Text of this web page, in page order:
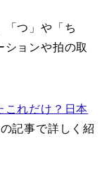
「つ」や「ち
ションや拍の取
これだけ？日本
の記事で詳しく紹